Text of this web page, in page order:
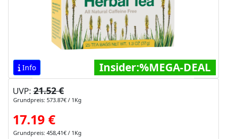
Info Insider:%MEGA-DEAL
UVP: 21.52 €
Grundpreis: 573.87€ / 1Kg
17.19 €
Grundpreis: 458,41€ / 1Kg